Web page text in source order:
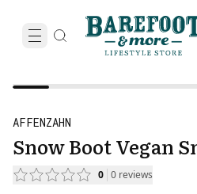
AFFENZAHN
Snow Boot Vegan
0 0 reviews